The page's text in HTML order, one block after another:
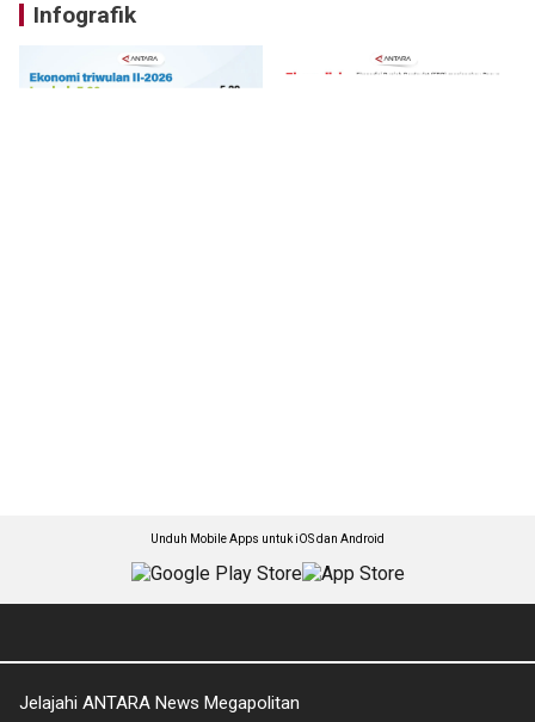
Infografik
Unduh Mobile Apps untuk iOS dan Android
Jelajahi ANTARA News Megapolitan